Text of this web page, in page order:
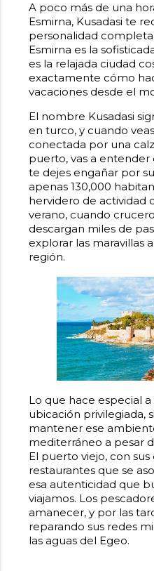
A poco más de una
Esmirna, Kusadasi te
personalidad
Esmirna es la
es la relajada ciudad
exactamente cómo
vacaciones desde el
El nombre Kusadasi
en turco, y cuando
conectada por una
puerto, vas a
te dejes engañar por
apenas 130,000
hervidero de actividad
verano, cuando
descargan miles de
explorar las maravillas
región.
Lo que hace especial a
ubicación privilegiada,
mantener ese
mediterráneo a pesar
El puerto viejo, con
restaurantes que se
esa autenticidad que
viajamos. Los
amanecer, y por las
reparando sus redes
las aguas del Egeo.